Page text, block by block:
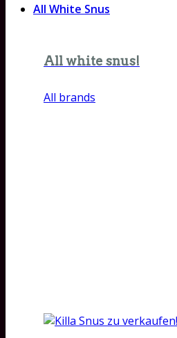
All White Snus
All white snus!
All brands